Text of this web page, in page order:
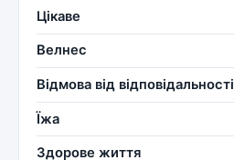
Цікаве
Велнес
Відмова від відповідальності
Їжа
Здорове життя